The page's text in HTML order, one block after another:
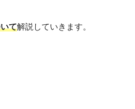
て解説していきます。